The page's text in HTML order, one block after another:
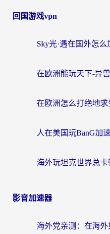
回国游戏vpn
影音加速器